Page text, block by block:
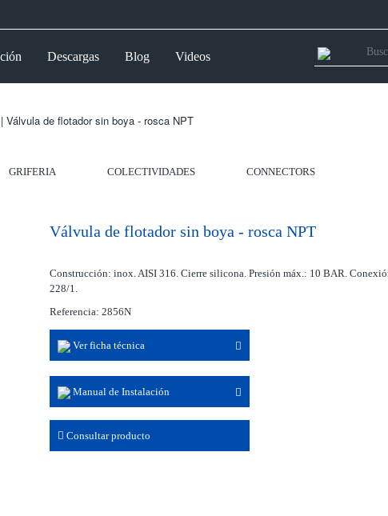
Descargas Blog Videos
Válvula de flotador sin boya - rosca NPT
GRIFERIA COLECTIVIDADES CONNECTORS
Válvula de flotador sin boya - rosca NPT
Construcción: inox. AISI 316. Cierre silicona. Presión máx.: 10 BAR.
228/1.
Referencia: 2856N
Ver ficha técnica
Manual de Instalación
Consultar producto